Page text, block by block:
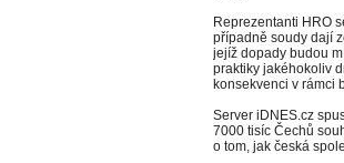
Reprezentanti HRO
případně soudy dají
jejíž dopady budou
praktiky jakéhokoliv
konsekvenci v rámci
Server iDNES.cz
7000 tisíc Čechů
o tom, jak česká